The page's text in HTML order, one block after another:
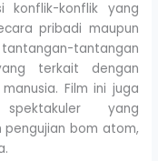
konflik-konflik yang
pribadi maupun
tantangan
terkait dengan
Film ini juga
spektakuler yang
pengujian bom atom,